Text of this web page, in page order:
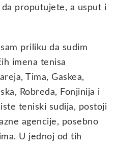
proputujete, a usput i
priliku da sudim
imena tenisa
Tima, Gaskea,
Robreda, Fonjinija i
teniski sudija, postoji
agencije, posebno
U jednoj od tih